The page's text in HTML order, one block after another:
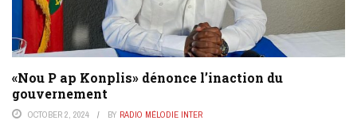
«Nou P ap Konplis» dénonce l’inaction du
gouvernement
OCTOBER 2, 2024 BY RADIO MÉLODIE INTER